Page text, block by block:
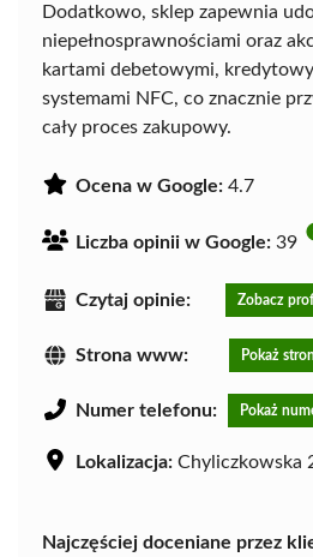
Dodatkowo, sklep zapewnia
niepełnosprawnościami oraz
kartami debetowymi,
systemami NFC, co znacznie
cały proces zakupowy.
Ocena w Google: 4.7
Liczba opinii w Google: 39
Czytaj opinie: Zobacz
Strona www: Pokaż
Numer telefonu: Pokaż
Lokalizacja: Chyliczkowska
Najczęściej doceniane przez